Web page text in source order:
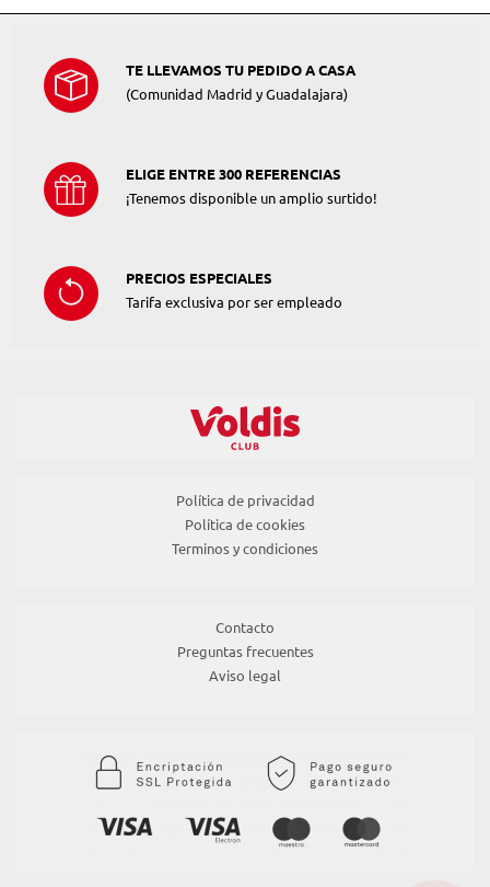
TE LLEVAMOS TU PEDIDO A CASA
(Comunidad Madrid y Guadalajara)
ELIGE ENTRE 300 REFERENCIAS
¡Tenemos disponible un amplio surtido!
PRECIOS ESPECIALES
Tarifa exclusiva por ser empleado
Política de privacidad
Política de cookies
Terminos y condiciones
Contacto
Preguntas frecuentes
Aviso legal